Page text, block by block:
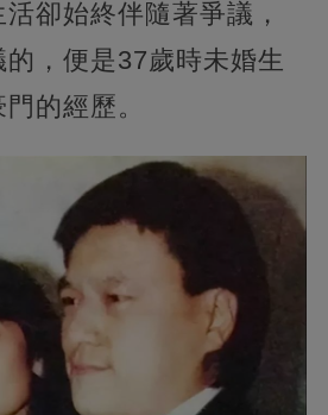
卻始終伴隨著爭議，
，便是37歲時未婚生
的經歷。